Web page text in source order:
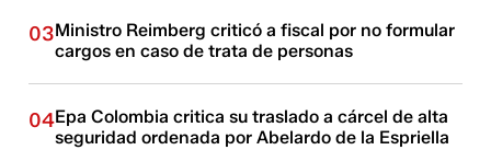
03Ministro Reimberg criticó a fiscal por no formular
cargos en caso de trata de personas
04Epa Colombia critica su traslado a cárcel de alta
seguridad ordenada por Abelardo de la Espriella